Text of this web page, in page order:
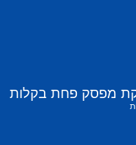
מפסק פחת בקלות